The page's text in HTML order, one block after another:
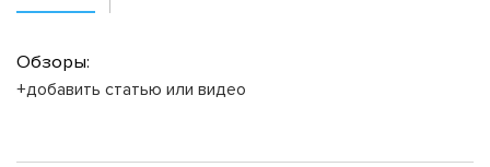
Обзоры:
+добавить статью или видео